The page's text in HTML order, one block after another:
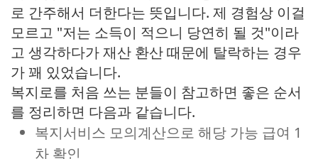
로 간주해서 더한다는 뜻입니다. 제 경험상 이걸
모르고 "저는 소득이 적으니 당연히 될 것"이라
고 생각하다가 재산 환산 때문에 탈락하는 경우
가 꽤 있었습니다.
복지로를 처음 쓰는 분들이 참고하면 좋은 순서
를 정리하면 다음과 같습니다.
복지서비스 모의계산으로 해당 가능 급여 1
차 확인